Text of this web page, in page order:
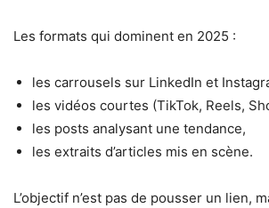
Les formats qui dominent en 2025 :
les carrousels sur LinkedIn et
les vidéos courtes (TikTok, Reels,
les posts analysant une tendance,
les extraits d’articles mis en scène.
L’objectif n’est pas de pousser un lien,